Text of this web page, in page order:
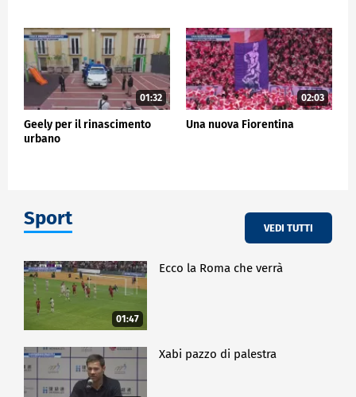
01:32
Geely per il rinascimento
urbano
02:03
Una nuova Fiorentina
Sport VEDI TUTTI
01:47
Ecco la Roma che verrà
Xabi pazzo di palestra